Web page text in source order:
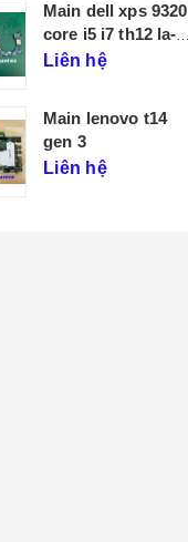
Main dell xps 9320
core i5 i7 th12 la-
l071p
Liên hệ
Main lenovo t14
gen 3
Liên hệ